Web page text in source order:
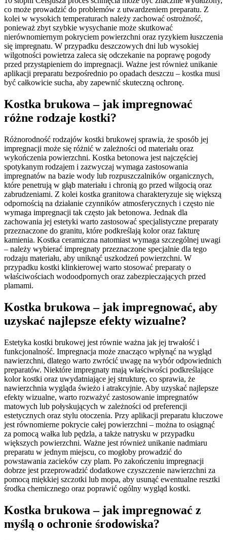
co może prowadzić do problemów z utwardzeniem preparatu. Z
kolei w wysokich temperaturach należy zachować ostrożność,
ponieważ zbyt szybkie wysychanie może skutkować
nierównomiernym pokryciem powierzchni oraz ryzykiem łuszczenia
się impregnatu. W przypadku deszczowych dni lub wysokiej
wilgotności powietrza zaleca się odczekanie na poprawę pogody
przed przystąpieniem do impregnacji. Ważne jest również unikanie
aplikacji preparatu bezpośrednio po opadach deszczu – kostka musi
być całkowicie sucha, aby zapewnić skuteczną ochronę.
Kostka brukowa – jak impregnować
różne rodzaje kostki?
Różnorodność rodzajów kostki brukowej sprawia, że sposób jej
impregnacji może się różnić w zależności od materiału oraz
wykończenia powierzchni. Kostka betonowa jest najczęściej
spotykanym rodzajem i zazwyczaj wymaga zastosowania
impregnatów na bazie wody lub rozpuszczalników organicznych,
które penetrują w głąb materiału i chronią go przed wilgocią oraz
zabrudzeniami. Z kolei kostka granitowa charakteryzuje się większą
odpornością na działanie czynników atmosferycznych i często nie
wymaga impregnacji tak często jak betonowa. Jednak dla
zachowania jej estetyki warto zastosować specjalistyczne preparaty
przeznaczone do granitu, które podkreślają kolor oraz fakturę
kamienia. Kostka ceramiczna natomiast wymaga szczególnej uwagi
– należy wybierać impregnaty przeznaczone specjalnie dla tego
rodzaju materiału, aby uniknąć uszkodzeń powierzchni. W
przypadku kostki klinkierowej warto stosować preparaty o
właściwościach wodoodpornych oraz zabezpieczających przed
plamami.
Kostka brukowa – jak impregnować, aby
uzyskać najlepsze efekty wizualne?
Estetyka kostki brukowej jest równie ważna jak jej trwałość i
funkcjonalność. Impregnacja może znacząco wpłynąć na wygląd
nawierzchni, dlatego warto zwrócić uwagę na wybór odpowiednich
preparatów. Niektóre impregnaty mają właściwości podkreślające
kolor kostki oraz uwydatniające jej strukturę, co sprawia, że
nawierzchnia wygląda świeżo i atrakcyjnie. Aby uzyskać najlepsze
efekty wizualne, warto rozważyć zastosowanie impregnatów
matowych lub połyskujących w zależności od preferencji
estetycznych oraz stylu otoczenia. Przy aplikacji preparatu kluczowe
jest równomierne pokrycie całej powierzchni – można to osiągnąć
za pomocą wałka lub pędzla, a także natrysku w przypadku
większych powierzchni. Ważne jest również unikanie nadmiaru
preparatu w jednym miejscu, co mogłoby prowadzić do
powstawania zacieków czy plam. Po zakończeniu impregnacji
dobrze jest przeprowadzić dodatkowe czyszczenie nawierzchni za
pomocą miękkiej szczotki lub mopa, aby usunąć ewentualne resztki
środka chemicznego oraz poprawić ogólny wygląd kostki.
Kostka brukowa – jak impregnować z
myślą o ochronie środowiska?